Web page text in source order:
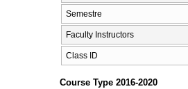
Semestre
Faculty Instructors
Class ID
Course Type 2016-2020